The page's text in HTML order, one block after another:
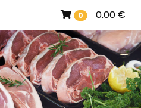
0 0.00 €